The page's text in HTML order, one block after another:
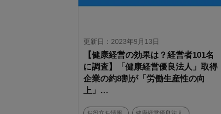
更新日：2023年9月13日
【健康経営の効果は？経営者101名
に調査】「健康経営優良法人」取得
企業の約8割が「労働生産性の向
上」…